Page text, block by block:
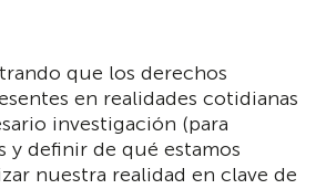
que los derechos
en realidades cotidianas
investigación (para
y definir de qué estamos
nuestra realidad en clave de